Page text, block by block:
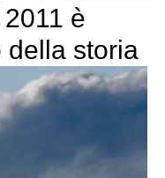
è
della storia